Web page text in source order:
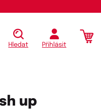
Hledat Přihlásit
up